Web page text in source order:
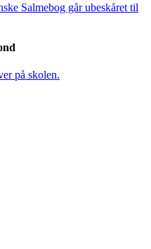
Salmebog går ubeskåret til
på skolen.